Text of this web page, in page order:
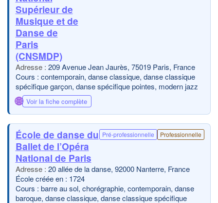
Supérieur de
Musique et de
Danse de
Paris
(CNSMDP)
209 Avenue Jean Jaurès, 75019 Paris, France
Cours : contemporain, danse classique, danse classique
spécifique garçon, danse spécifique pointes, modern jazz
🌐 Voir la fiche complète
École de danse du
Ballet de l’Opéra
National de Paris
Pré-professionnelle Professionnelle
20 allée de la danse, 92000 Nanterre, France
École créée en : 1724
Cours : barre au sol, chorégraphie, contemporain, danse
baroque, danse classique, danse classique spécifique